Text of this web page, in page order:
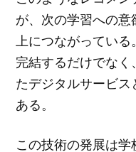
が、次の学習への
上につながってい
完結するだけでな
たデジタルサービ
ある。
この技術の発展は